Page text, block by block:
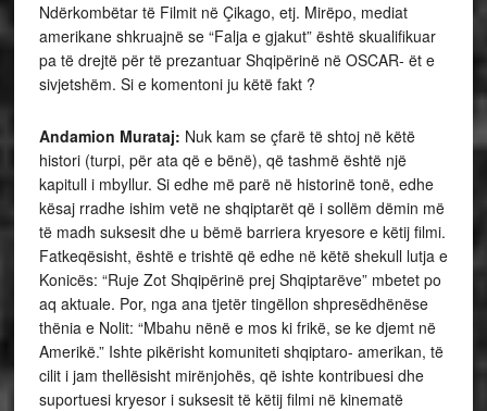
Ndërkombëtar të Filmit në Çikago, etj. Mirëpo, mediat
amerikane shkruajnë se “Falja e gjakut” është skualifikuar
pa të drejtë për të prezantuar Shqipërinë në OSCAR- ët e
sivjetshëm. Si e komentoni ju këtë fakt ?
Andamion Murataj: Nuk kam se çfarë të shtoj në këtë
histori (turpi, për ata që e bënë), që tashmë është një
kapitull i mbyllur. Si edhe më parë në historinë tonë, edhe
kësaj rradhe ishim vetë ne shqiptarët që i sollëm dëmin më
të madh suksesit dhe u bëmë barriera kryesore e këtij filmi.
Fatkeqësisht, është e trishtë që edhe në këtë shekull lutja e
Konicës: “Ruje Zot Shqipërinë prej Shqiptarëve” mbetet po
aq aktuale. Por, nga ana tjetër tingëllon shpresëdhënëse
thënia e Nolit: “Mbahu nënë e mos ki frikë, se ke djemt në
Amerikë.” Ishte pikërisht komuniteti shqiptaro- amerikan, të
cilit i jam thellësisht mirënjohës, që ishte kontribuesi dhe
suportuesi kryesor i suksesit të këtij filmi në kinematë